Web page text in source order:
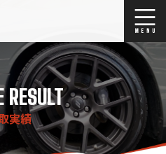
Stock list
RESULT
実績